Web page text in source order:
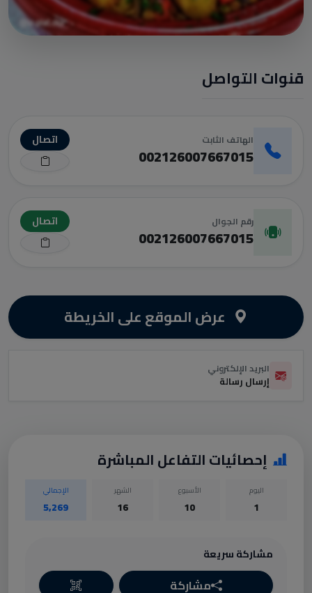
قنوات التواصل
الهاتف الثابت
002126007667015
اتصال
رقم الجوال
002126007667015
اتصال
عرض الموقع على الخريطة
البريد الإلكتروني
إرسال رسالة
إحصائيات التفاعل المباشرة
اليوم
1
الأسبوع
10
الشهر
16
الإجمالي
5,269
مشاركة سريعة
مشاركة